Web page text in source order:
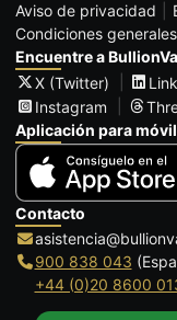
Aviso de privacidad
Condiciones generales
Encuentre a
X (Twitter)
Instagram
Aplicación para
Contacto
900 838 043
+44 (0)20 8600